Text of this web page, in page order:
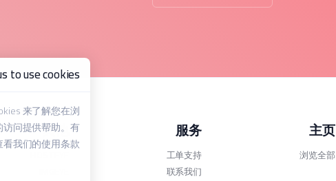
主页
浏览全部
服务
工单支持
联系我们
其他
to use cookies ?
来了解您在浏
问提供帮助。有
我们的使用条款。